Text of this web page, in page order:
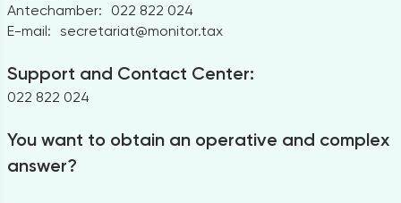
Antechamber:
022 822 024
E-mail: secretariat@monitor.tax
Support and Contact Center:
022 822 024
You want to obtain an operative and complex
answer?